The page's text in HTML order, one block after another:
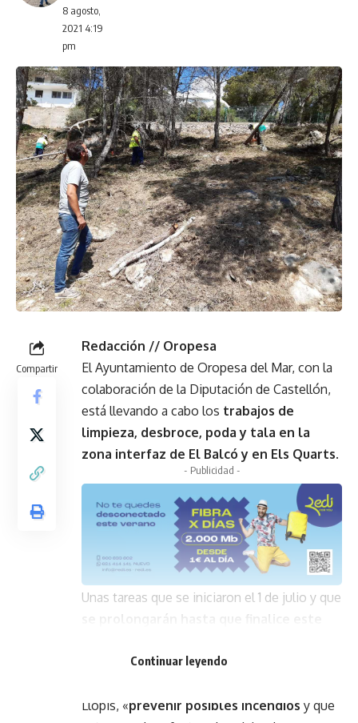
8 agosto,
2021 4:19
pm
Compartir
Redacción // Oropesa
El Ayuntamiento de Oropesa del Mar, con la
colaboración de la Diputación de Castellón,
está llevando a cabo los trabajos de
limpieza, desbroce, poda y tala en la
zona interfaz de El Balcó y en Els Quarts.
- Publicidad -
Unas tareas que se iniciaron el 1 de julio y que
se prolongarán hasta que finalice este
objetivode esta actuación es, tal y como
Llopis, «prevenir posibles incendios y que
Continuar leyendo